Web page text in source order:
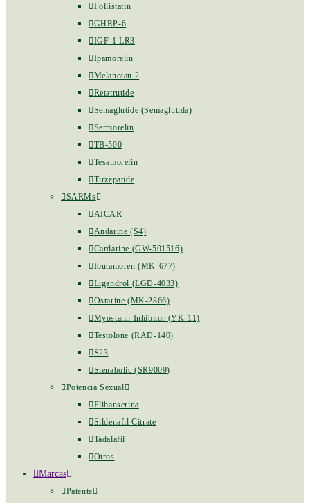
Follistatin
GHRP-6
IGF-1 LR3
Ipamorelin
Melanotan 2
Retatrutide
Semaglutide (Semaglutida)
Sermorelin
TB-500
Tesamorelin
Tirzepatide
SARMs
AICAR
Andarine (S4)
Cardarine (GW-501516)
Ibutamoren (MK-677)
Ligandrol (LGD-4033)
Ostarine (MK-2866)
Myostatin Inhibitor (YK-11)
Testolone (RAD-140)
S23
Stenabolic (SR9009)
Potencia Sexual
Flibanserina
Sildenafil Citrate
Tadalafil
Otros
Marcas
Patente